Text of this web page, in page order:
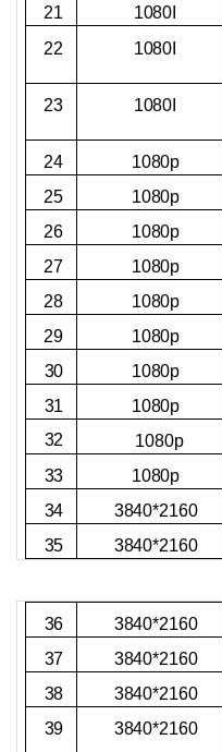
21 1080I
22
1080I
23 1080I
24 1080p
25
1080p
26
1080p
27
1080p
28
1080p
29
1080p
30
1080p
31
1080p
32
1080p
33
1080p
34
3840*2160
35
3840*2160
36 3840*2160
37
3840*2160
38
3840*2160
39
3840*2160